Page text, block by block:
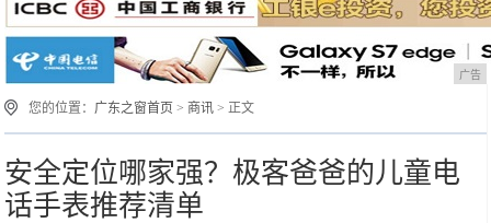
广告
您的位置： 广东之窗首页 > 商讯 > 正文
安全定位哪家强？极客爸爸的儿童电
话手表推荐清单